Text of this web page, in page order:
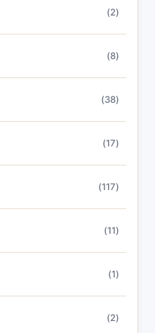
(2)
(8)
(38)
(17)
(117)
(11)
(1)
(2)